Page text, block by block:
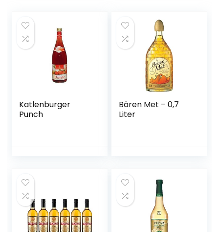
Katlenburger
Punch
Bären Met – 0,7
Liter